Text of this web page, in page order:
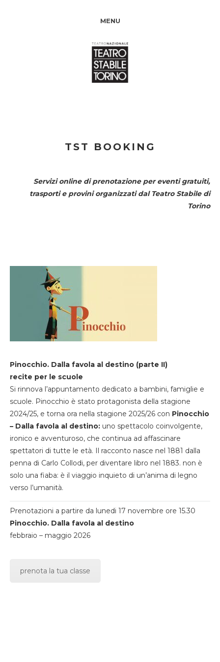
MENU
TST BOOKING
Servizi online di prenotazione per eventi gratuiti,
trasporti e provini organizzati dal Teatro Stabile di
Torino
Pinocchio. Dalla favola al destino (parte II)
recite per le scuole
Si rinnova l’appuntamento dedicato a bambini, famiglie e
scuole. Pinocchio è stato protagonista della stagione
2024/25, e torna ora nella stagione 2025/26 con Pinocchio
– Dalla favola al destino: uno spettacolo coinvolgente,
ironico e avventuroso, che continua ad affascinare
spettatori di tutte le età. Il racconto nasce nel 1881 dalla
penna di Carlo Collodi, per diventare libro nel 1883. non è
solo una fiaba: è il viaggio inquieto di un’anima di legno
verso l’umanità.
Prenotazioni a partire da lunedi 17 novembre ore 15.30
Pinocchio. Dalla favola al destino
febbraio – maggio 2026
prenota la tua classe